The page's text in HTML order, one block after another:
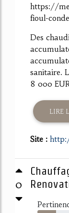
https://
fioul-
Des
sanitaire.
8 000
LIRE
Site :
0